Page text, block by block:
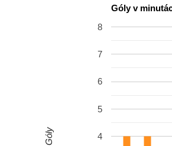
4
5
6
7
8
Góly